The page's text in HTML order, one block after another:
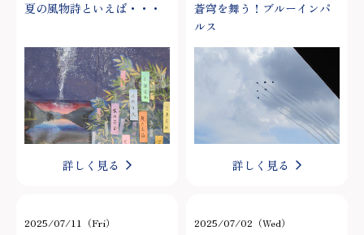
夏の風物詩といえば・・・
詳しく見る
蒼穹を舞う！ブルーインパ
ルス
詳しく見る
2025/07/11（Fri） 2025/07/02（Wed）